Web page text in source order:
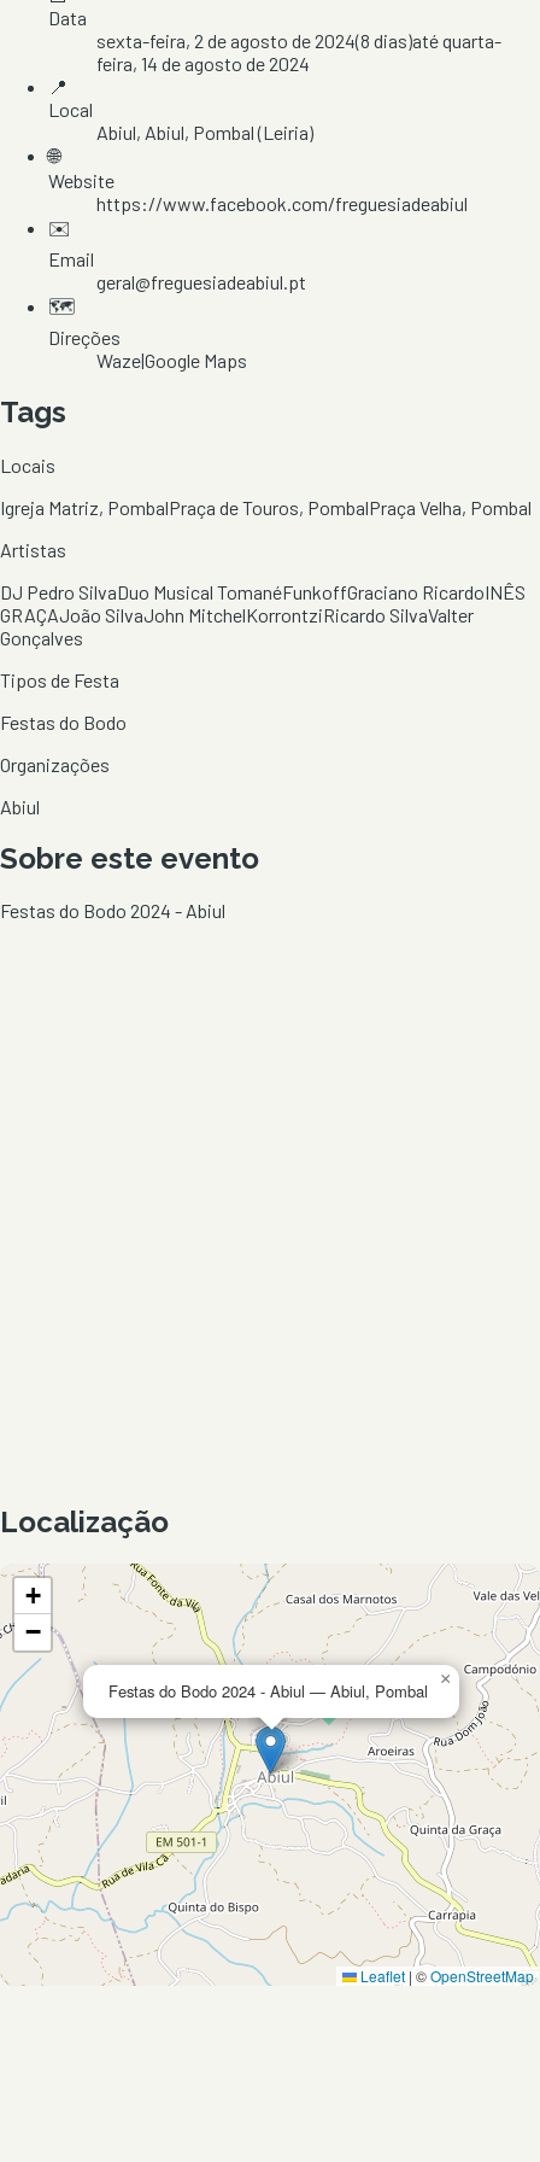
Data
sexta-feira, 2 de agosto de 2024(8 dias)atéquarta-
feira, 14 de agosto de 2024
📍
Local
Abiul, Abiul, Pombal(Leiria)
🌐
Website
https://www.facebook.com/freguesiadeabiul
✉️
Email
geral@freguesiadeabiul.pt
🗺️
Direções
Waze|Google Maps
Tags
Locais
Igreja Matriz, PombalPraça de Touros, PombalPraça Velha, Pombal
Artistas
DJ Pedro SilvaDuo Musical TomanéFunkoffGraciano RicardoINÊS
GRAÇAJoão SilvaJohn MitchelKorrontziRicardo SilvaValter
Gonçalves
Tipos de Festa
Festas do Bodo
Organizações
Abiul
Sobre este evento
Festas do Bodo 2024 - Abiul
Localização
Festas do Bodo 2024 - Abiul — Abiul, Pombal
×
+
−
Leaflet | ©OpenStreetMap